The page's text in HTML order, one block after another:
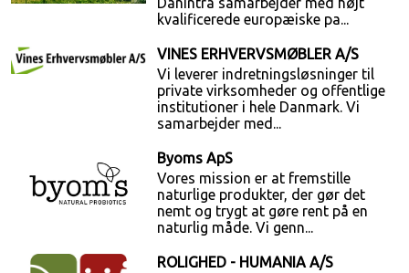
kvalificerede europæiske pa...
VINES ERHVERVSMØBLER A/S
Vi leverer indretningsløsninger til
private virksomheder og offentlige
institutioner i hele Danmark. Vi
samarbejder med...
Byoms ApS
Vores mission er at fremstille
naturlige produkter, der gør det
nemt og trygt at gøre rent på en
naturlig måde. Vi genn...
ROLIGHED - HUMANIA A/S